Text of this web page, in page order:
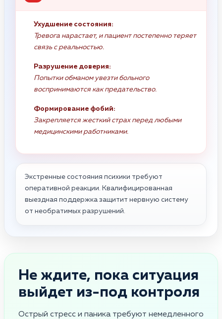
Ухудшение состояния:
Тревога нарастает, и пациент постепенно теряет
связь с реальностью.
Разрушение доверия:
Попытки обманом увезти больного
воспринимаются как предательство.
Формирование фобий:
Закрепляется жесткий страх перед любыми
медицинскими работниками.
Экстренные состояния психики требуют
оперативной реакции. Квалифицированная
выездная поддержка защитит нервную систему
от необратимых разрушений.
Не ждите, пока ситуация
выйдет из-под контроля
Острый стресс и паника требуют немедленного